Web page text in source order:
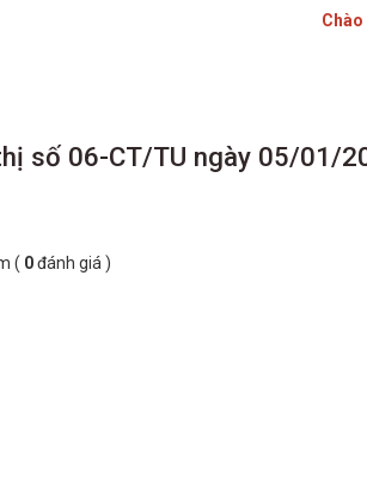
Chào mừng
số 06-CT/TU ngày 05/01/
( 0đánh giá )